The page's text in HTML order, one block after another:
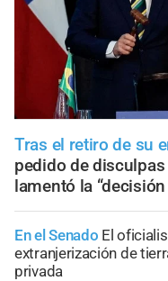
Tras el retiro de su
pedido de
lamentó la
En el Senado El
extranjerización de
privada